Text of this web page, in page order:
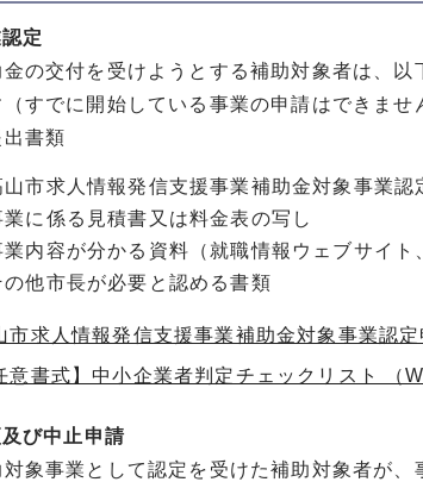
定
の交付を受けようとする補助対象者は、以
（すでに開始している事業の申請はできませ
書類
山市求人情報発信支援事業補助金対象事業認
業に係る見積書又は料金表の写し
業内容が分かる資料（就職情報ウェブサイト
の他市長が必要と認める書類
市求人情報発信支援事業補助金対象事業認
意書式】中小企業者判定チェックリスト （
び中止申請
象事業として認定を受けた補助対象者が、